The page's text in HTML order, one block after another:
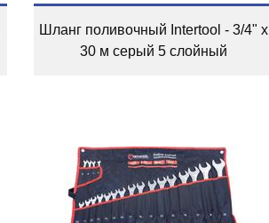
Шланг поливочный Intertool - 3/4" x
30 м серый 5 слойный